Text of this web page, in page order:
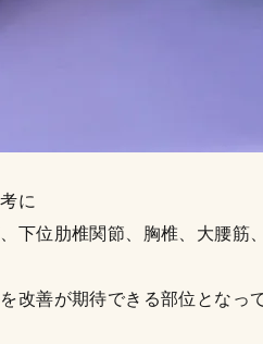
に
下位肋椎関節、胸椎、大腰筋
改善が期待できる部位となっ